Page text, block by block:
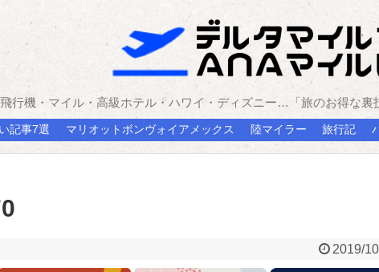
飛行機・マイル・高級ホテル・ハワイ・ディズニー…「旅のお得な裏
記事7選 マリオットボンヴォイアメックス 陸マイラー 旅行記
2019/